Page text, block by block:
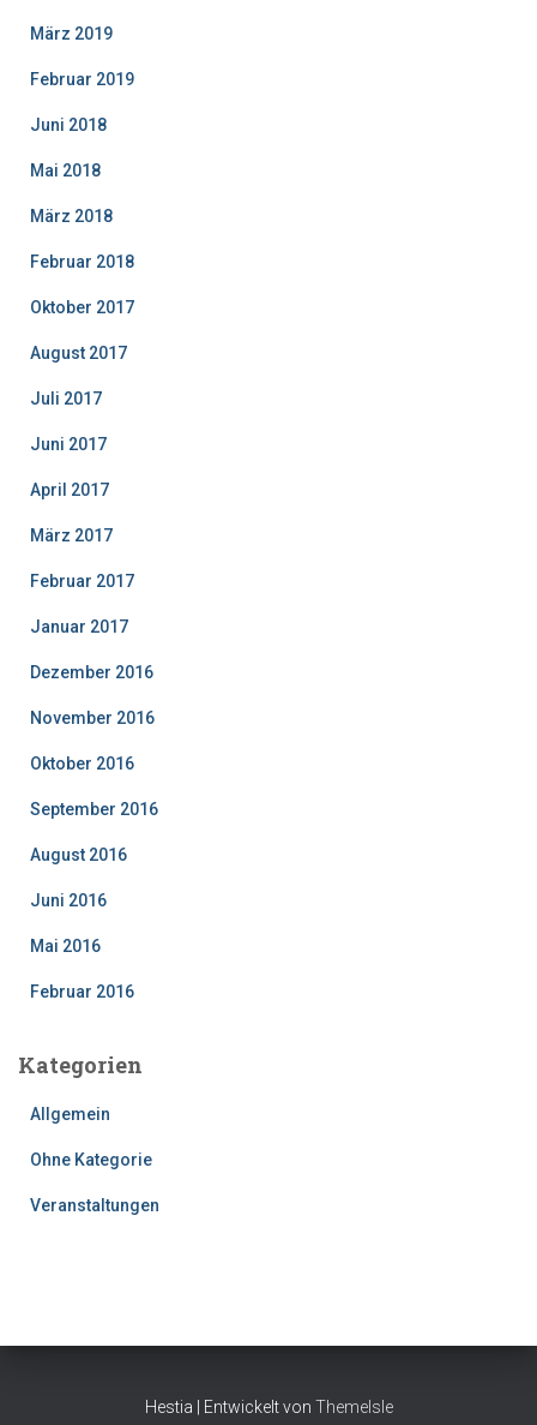
März 2019
Februar 2019
Juni 2018
Mai 2018
März 2018
Februar 2018
Oktober 2017
August 2017
Juli 2017
Juni 2017
April 2017
März 2017
Februar 2017
Januar 2017
Dezember 2016
November 2016
Oktober 2016
September 2016
August 2016
Juni 2016
Mai 2016
Februar 2016
Kategorien
Allgemein
Ohne Kategorie
Veranstaltungen
Hestia | Entwickelt von ThemeIsle